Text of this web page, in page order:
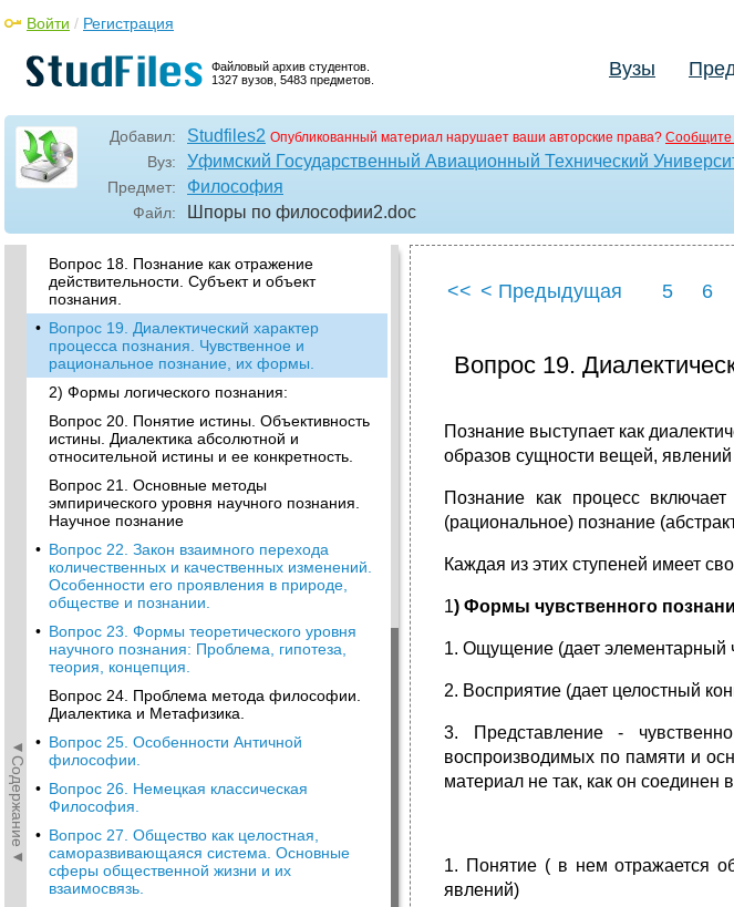
Файловый архив студентов.
1327 вузов, 5483 предметов.
Войти / Регистрация
Вузы
Добавил: Studfiles2 Опубликованный материал нарушает ваши авторские права? Сообщите
Вуз: Уфимский Государственный Авиационный Технический
Предмет: Философия
Файл: Шпоры по философии2.doc
◄Содержание◄
Единичное и общее, сущность и явление.
Сущность и явление
•
Вопрос 15. Роль философии в жизни
структура.
Вопрос 16. Связи детерминации:
Необходимость и случайность, причина и
следствие, возможность и действительность.
Вопрос 17. Мировоззрение и его структура.
Исторические типы мировоззрения.
Вопрос 18. Познание как отражение
действительности. Субъект и объект
познания.
• Вопрос 19. Диалектический характер
процесса познания. Чувственное и
рациональное познание, их формы.
2) Формы логического познания:
Вопрос 20. Понятие истины. Объективность
истины. Диалектика абсолютной и
относительной истины и ее конкретность.
Вопрос 21. Основные методы
эмпирического уровня научного познания.
Научное познание
• Вопрос 22. Закон взаимного перехода
количественных и качественных изменений.
Особенности его проявления в природе,
обществе и познании.
• Вопрос 23. Формы теоретического уровня
научного познания: Проблема, гипотеза,
теория, концепция.
Вопрос 24. Проблема метода философии.
Диалектика и Метафизика.
• Вопрос 25. Особенности Античной
философии.
• Вопрос 26. Немецкая классическая
Философия.
• Вопрос 27. Общество как целостная,
саморазвивающаяся система. Основные
сферы общественной жизни и их
взаимосвязь.
<< < Предыдущая 5 6
Вопрос 19.
Познание выступает как
образов сущности вещей,
Познание как процесс
(рациональное) познание
Каждая из этих ступеней имеет
1) Формы чувственного
1. Ощущение (дает элементарный
2. Восприятие (дает целостный
3. Представление -
воспроизводимых по памяти и
материал не так, как он соединен
1. Понятие ( в нем отражается
явлений)